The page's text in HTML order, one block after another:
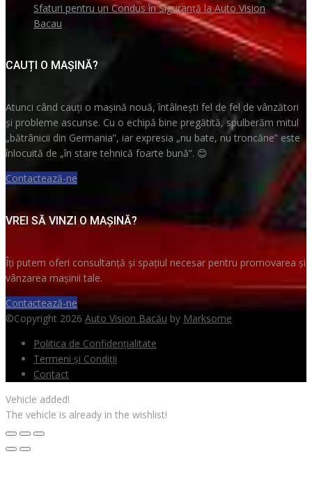
Sfaturi pentru un Condus în Siguranță la Auto Vision
Bacau
CAUȚI O MAȘINĂ?
Atunci când cauți o mașină nouă, întâlnești fel de fel de vânzători
și probleme ascunse. Cu o echipă bine pregătită, spulberăm mitul
„bătrânicii din Germania”, iar expresia „nu bate, nu troncăne” este
înlocuită de „în stare tehnică foarte bună”. 😊
Contactează-ne
VREI SĂ VINZI O MAȘINĂ?
Îți putem oferi consultanță și spațiul necesar pentru promovarea și
vânzarea mașinii tale.
Contactează-ne
©Copyright 2026 Auto Vision Bacău by Marksome
Politica de Confidențialitate
Termeni și Condiții
Contact
Vehicle added!
The vehicle is already in the wishlist!